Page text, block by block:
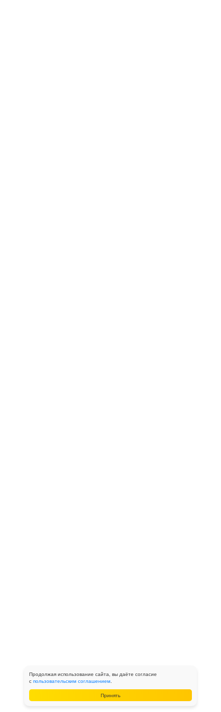
Продолжая использование сайта, вы даёте согласие
с пользовательским соглашением.
Принять